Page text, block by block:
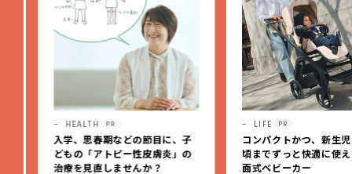
HEALTH PR
入学、思春期などの節目に、子
どもの「アトピー性皮膚炎」の
治療を見直しませんか？
LIFE PR
コンパクトかつ、新生児か
頃までずっと快適に使える
面式ベビーカー